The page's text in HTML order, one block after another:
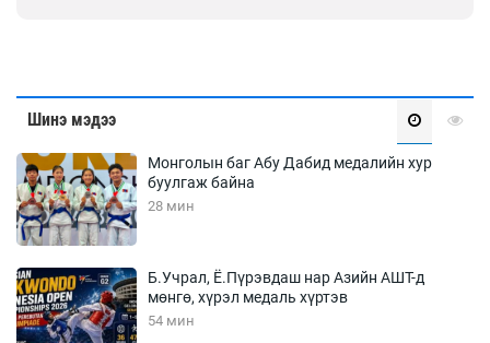
Шинэ мэдээ
Монголын баг Абу Дабид медалийн хур
буулгаж байна
28 мин
Б.Учрал, Ё.Пүрэвдаш нар Азийн АШТ-д
мөнгө, хүрэл медаль хүртэв
54 мин